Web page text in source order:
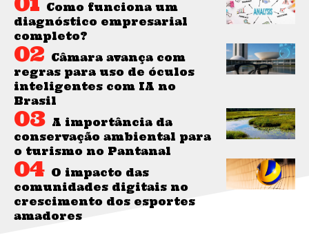
Como funciona um
diagnóstico empresarial
completo?
Câmara avança com
regras para uso de óculos
inteligentes com IA no
Brasil
A importância da
conservação ambiental para
o turismo no Pantanal
O impacto das
comunidades digitais no
crescimento dos esportes
amadores